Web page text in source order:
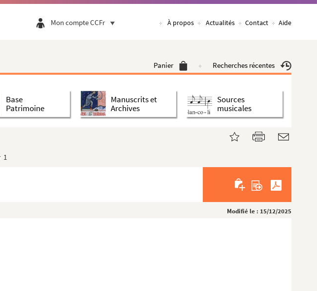
Mon compte CCFr À propos Actualités Contact Aide
Panier Recherches récentes
Base
Patrimoine
Manuscrits et
Archives
Sources
musicales
1
Modifié le : 15/12/2025